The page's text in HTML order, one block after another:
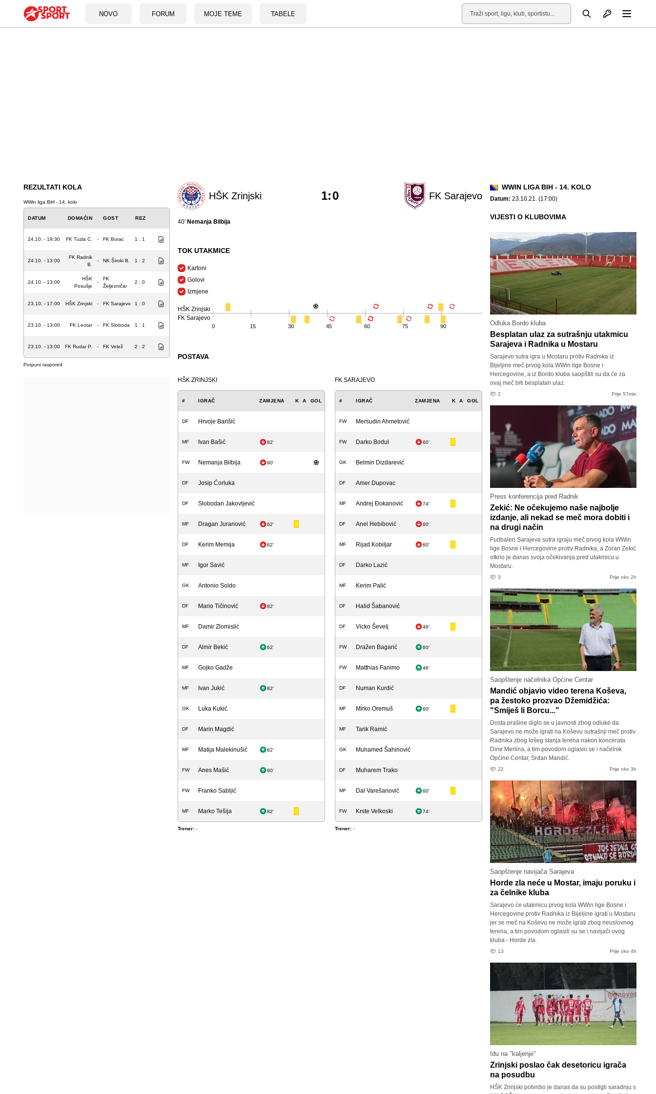
NOVO FORUM MOJE TEME TABELE
Pretraga Otvori profil
REZULTATI KOLA
WWin liga BiH - 14. kolo
DATUM DOMAĆIN GOST REZ
24.10. - 19:30 FK Tuzla C. - FK Borac 1 : 1
24.10. - 13:00
FK Radnik
B.
- NK Široki B. 1 : 2
24.10. - 13:00
HŠK
Posušje
-
FK
Željezničar
2 : 0
23.10. - 17:00 HŠK Zrinjski - FK Sarajevo 1 : 0
23.10. - 13:00 FK Leotar - FK Sloboda 1 : 1
23.10. - 13:00 FK Rudar P. - FK Velež 2 : 2
Potpuni raspored
HŠK Zrinjski FK Sarajevo
1:0
40' Nemanja Bilbija
TOK UTAKMICE
Kartoni
Golovi
Izmjene
HŠK Zrinjski
FK Sarajevo
0 15 30 45 60 75 90
POSTAVA
HŠK ZRINJSKI
# IGRAČ ZAMJENA K A GOL
DF Hrvoje Barišić
MF Ivan Bašić 82'
FW Nemanja Bilbija 90'
DF Josip Ćorluka
DF Slobodan Jakovljević
MF Dragan Juranović 62'
DF Kerim Memija 62'
MF Igor Savić
GK Antonio Soldo
DF Mario Tičinović 82'
MF Damir Zlomislić
DF Almir Bekić 62'
MF Gojko Gadže
MF Ivan Jukić 82'
GK Luka Kukić
DF Marin Magdić
MF Matija Malekinušić 62'
FW Anes Mašić 90'
FW Franko Sabljić
MF Marko Tešija 82'
Trener: -
FK SARAJEVO
# IGRAČ ZAMJENA K A GOL
FW Mersudin Ahmetović
FW Darko Bodul 60'
GK Belmin Dizdarević
DF Amer Dupovac
MF Andrej Đokanović 74'
DF Anel Hebibović 60'
MF Rijad Kobiljar 60'
DF Darko Lazić
MF Kerim Palić
DF Halid Šabanović
DF Vicko Ševelj 46'
FW Dražen Bagarić 60'
FW Matthias Fanimo 46'
DF Numan Kurdić
MF Mirko Oremuš 60'
MF Tarik Ramić
GK Muhamed Šahinović
DF Muharem Trako
MF Dal Varešanović 60'
FW Krste Velkoski 74'
Trener: -
WWIN LIGA BIH - 14. KOLO
Datum: 23.10.21. (17:00)
VIJESTI O KLUBOVIMA
Odluka Bordo kluba
Besplatan ulaz za sutrašnju utakmicu
Sarajeva i Radnika u Mostaru
Sarajevo sutra igra u Mostaru protiv Radnika iz
Bijeljine meč prvog kola WWin lige Bosne i
Hercegovine, a iz Bordo kluba saopštili su da će za
ovaj meč biti besplatan ulaz.
2 Prije 57min
Press konferencija pred Radnik
Zekić: Ne očekujemo naše najbolje
izdanje, ali nekad se meč mora dobiti i
na drugi način
Fudbaleri Sarajeva sutra igraju meč prvog kola WWin
lige Bosne i Hercegovine protiv Radnika, a Zoran Zekić
otkrio je danas svoja očekivanja pred utakmicu u
Mostaru.
3 Prije oko 2h
Saopštenje načelnika Općine Centar
Mandić objavio video terena Koševa,
pa žestoko prozvao Džemidžića:
"Smiješ li Borcu..."
Dosta prašine diglo se u javnosti zbog odluke da
Sarajevo ne može igrati na Koševu sutrašnji meč protiv
Radnika zbog lošeg stanja terena nakon koncerata
Dine Merlina, a tim povodom oglasio se i načelnik
Općine Centar, Srđan Mandić.
22 Prije oko 3h
Saopštenje navijača Sarajeva
Horde zla neće u Mostar, imaju poruku i
za čelnike kluba
Sarajevo će utakmicu prvog kola WWin lige Bosne i
Hercegovine protiv Radnika iz Bijeljine igrati u Mostaru
jer se meč na Koševu ne može igrati zbog neuslovnog
terena, a tim povodom oglasili su se i navijači ovog
kluba - Horde zla.
13 Prije oko 4h
Idu na "kaljenje"
Zrinjski poslao čak desetoricu igrača
na posudbu
HŠK Zrinjski potvrdio je danas da su postigli saradnju s